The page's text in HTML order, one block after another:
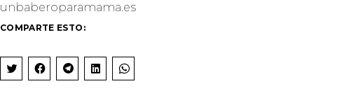
unbaberoparamama.es
COMPARTE ESTO:
H H H H H